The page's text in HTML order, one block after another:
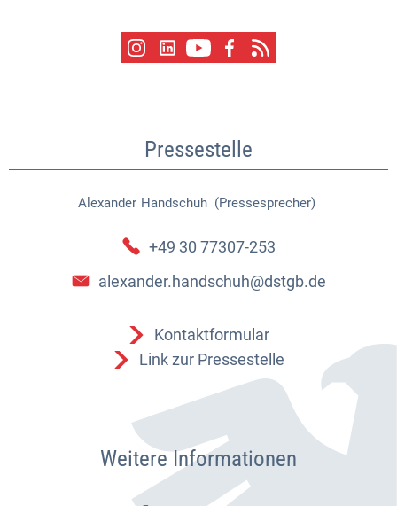
Pressestelle
Alexander Handschuh (Pressesprecher)
Alexander Handschuh
+49 30 77307-253
alexander.handschuh@dstgb.de
Kontaktformular
Link zur Pressestelle
Weitere Informationen